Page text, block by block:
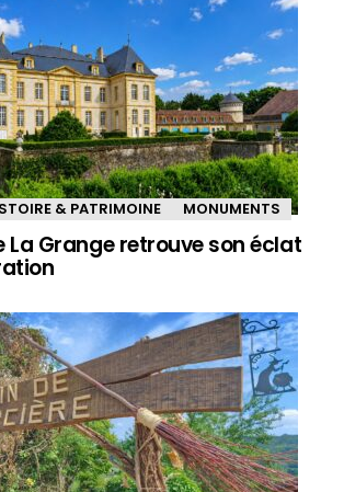
& PATRIMOINE MONUMENTS
La Grange retrouve son éclat